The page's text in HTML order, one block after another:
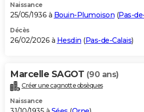
Naissance
25/05/1936 à Bouin-Plumoison (Pas-
Décès
26/02/2026 à Hesdin (Pas-de-Calais)
Marcelle SAGOT (90 ans)
Créer une cagnotte obsèques
Naissance